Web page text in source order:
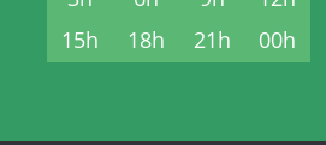
15h
18h 21h 00h